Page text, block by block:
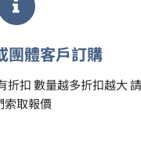
團體客戶訂購
折扣 數量越多折扣越大
索取報價